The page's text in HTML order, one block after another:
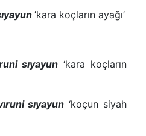
‘kara koçların ayağı’
sıyayun ‘kara koçların
sıyayun ‘koçun siyah